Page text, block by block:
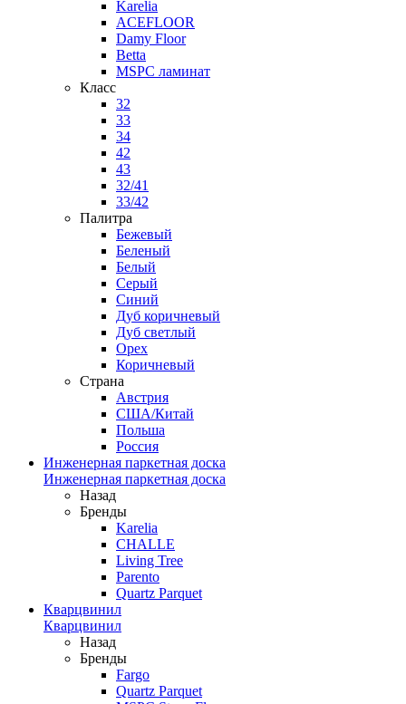
Karelia
ACEFLOOR
Damy Floor
Betta
MSPC ламинат
Класс
32
33
34
42
43
32/41
33/42
Палитра
Бежевый
Беленый
Белый
Серый
Синий
Дуб коричневый
Дуб светлый
Орех
Коричневый
Страна
Австрия
США/Китай
Польша
Россия
Инженерная паркетная доска
Инженерная паркетная доска
Назад
Бренды
Karelia
CHALLE
Living Tree
Parento
Quartz Parquet
Кварцвинил
Кварцвинил
Назад
Бренды
Fargo
Quartz Parquet